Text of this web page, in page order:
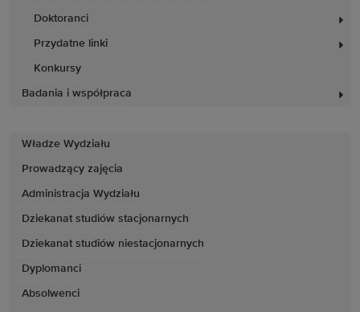
Doktoranci
Przydatne linki
Konkursy
Badania i współpraca
Władze Wydziału
Prowadzący zajęcia
Administracja Wydziału
Dziekanat studiów stacjonarnych
Dziekanat studiów niestacjonarnych
Dyplomanci
Absolwenci